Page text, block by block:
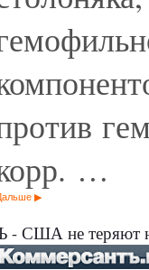
…
- США не теряют